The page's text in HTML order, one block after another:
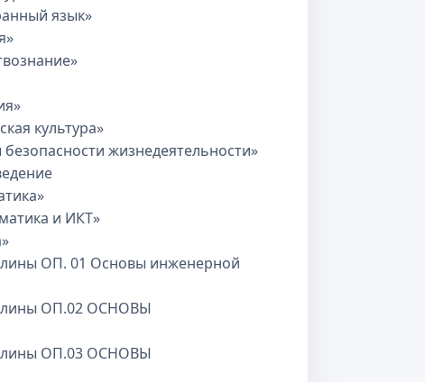
язык»
культура»
жизнедеятельности»
и ИКТ»
ОП. 01 Основы инженерной
ОП.02 ОСНОВЫ
ОП.03 ОСНОВЫ